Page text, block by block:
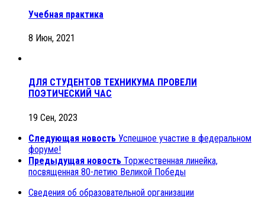
Учебная практика
8 Июн, 2021
ДЛЯ СТУДЕНТОВ ТЕХНИКУМА ПРОВЕЛИ
ПОЭТИЧЕСКИЙ ЧАС
19 Сен, 2023
Следующая новость Успешное участие в федеральном
форуме!
Предыдущая новость Торжественная линейка,
посвященная 80-летию Великой Победы
Сведения об образовательной организации